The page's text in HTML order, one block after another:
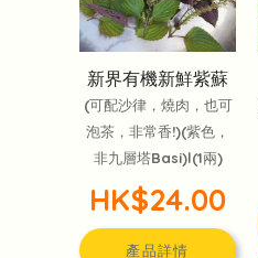
新界有機新鮮紫蘇
(可配沙律，燒肉，也可
泡茶，非常香!)(紫色，
非九層塔Basi)l(1兩)
HK$24.00
產品詳情